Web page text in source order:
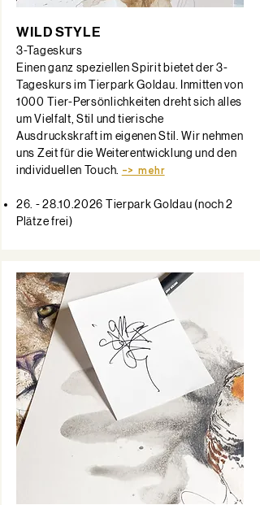
WILD STYLE
3-Tageskurs
Einen ganz speziellen Spirit bietet der 3-
Tageskurs im Tierpark Goldau. Inmitten von
1000 Tier-Persönlichkeiten dreht sich alles
um Vielfalt, Stil und tierische
Ausdruckskraft im eigenen Stil. Wir nehmen
uns Zeit für die Weiterentwicklung und den
individuellen Touch. -> mehr
26. - 28.10.2026 Tierpark Goldau (noch 2
Plätze frei)